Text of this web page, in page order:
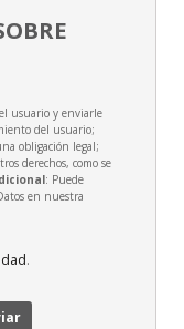
usuario y enviarle
del usuario;
obligación legal;
derechos, como se
: Puede
en nuestra
.